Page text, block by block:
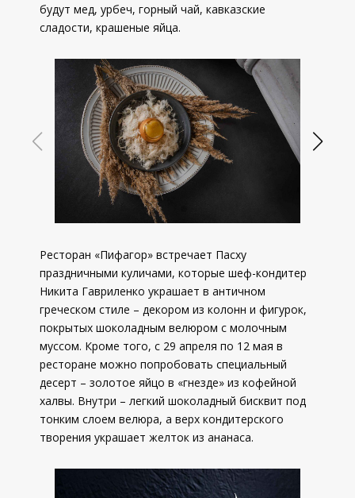
будут мед, урбеч, горный чай, кавказские
сладости, крашеные яйца.
Ресторан «Пифагор» встречает Пасху
праздничными куличами, которые шеф-кондитер
Никита Гавриленко украшает в античном
греческом стиле – декором из колонн и фигурок,
покрытых шоколадным велюром с молочным
муссом. Кроме того, с 29 апреля по 12 мая в
ресторане можно попробовать специальный
десерт – золотое яйцо в «гнезде» из кофейной
халвы. Внутри – легкий шоколадный бисквит под
тонким слоем велюра, а верх кондитерского
творения украшает желток из ананаса.